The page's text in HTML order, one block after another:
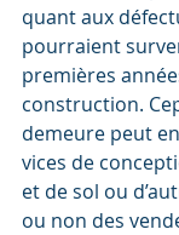
quant aux
pourraient
premières
construction.
demeure peut
vices de
et de sol ou
ou non des